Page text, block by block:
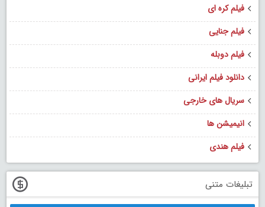
فیلم کره ای
فیلم جنایی
فیلم دوبله
دانلود فیلم ایرانی
سریال های خارجی
انیمیشن ها
فیلم هندی
تبلیغات متنی